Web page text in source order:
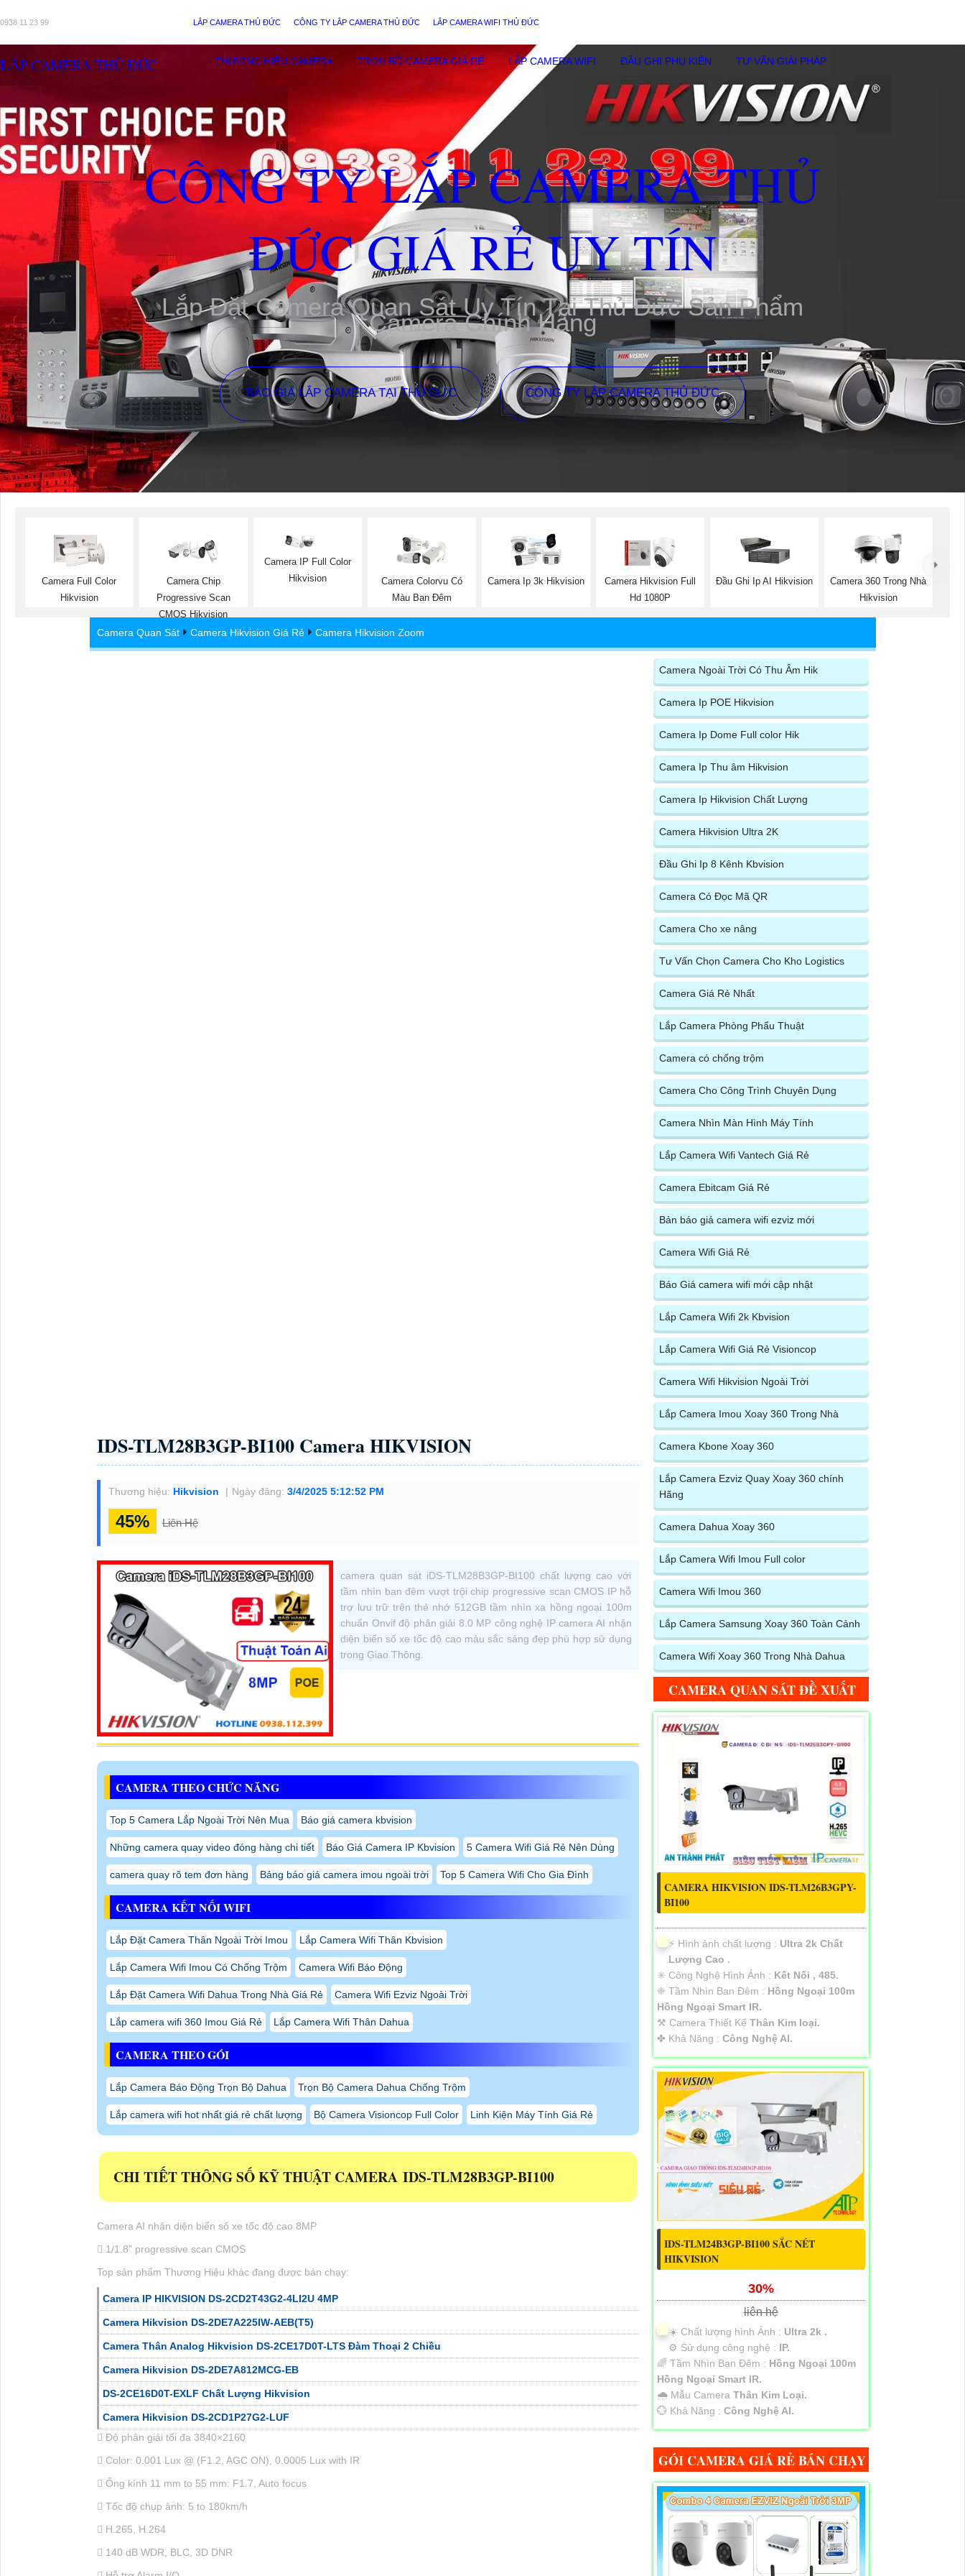
0938 11 23 99 LẮP CAMERA THỦ ĐỨC CÔNG TY LẮP CAMERA THỦ ĐỨC LẮP CAMERA WIFI THỦ ĐỨC
LẮP CAMERA THỦ ĐỨC THƯƠNG HIỆU CAMERA TRỌN BỘ CAMERA GIÁ RẺ LẮP CAMERA WIFI ĐẦU GHI PHỤ KIÊN TƯ VẤN GIẢI PHÁP
CÔNG TY LẮP CAMERA THỦ
ĐỨC GIÁ RẺ UY TÍN
Lắp Đặt Camera Quan Sát Uy Tín Tại Thủ Đức Sản Phẩm
Camera Chính Hãng
BÁO GIÁ LẮP CAMERA TẠI THỦ ĐỨC CÔNG TY LẮP CAMERA THỦ ĐỨC
Camera Full Color
Hikvision
Camera Chip
Progressive Scan
CMOS Hikvision
Camera IP Full Color
Hikvision
Camera Colorvu Có
Màu Ban Đêm
Camera Ip 3k Hikvision
Camera Hikvision Full
Hd 1080P
Đầu Ghi Ip AI Hikvision
Camera 360 Trong Nhà
Hikvision
Camera Quan Sát Camera Hikvision Giá Rẻ Camera Hikvision Zoom
Camera AI nhận diện biển số xe tốc độ cao 8MP
Top sản phẩm Thương Hiệu khác đang được bán chạy:
Camera IP HIKVISION DS-2CD2T43G2-4LI2U 4MP
Camera Thân Analog Hikvision DS-2CE17D0T-LTS Đàm Thoại 2 Chiều
Camera Hikvision DS-2DE7A812MCG-EB
DS-2CE16D0T-EXLF Chất Lượng Hikvision
Camera Hikvision DS-2CD1P27G2-LUF
 Độ phân giải tối đa 3840×2160
 Color: 0.001 Lux @ (F1.2, AGC ON), 0.0005 Lux with IR
 Ống kính 11 mm to 55 mm: F1.7, Auto focus
 Tốc độ chụp ảnh: 5 to 180km/h
 140 dB WDR, BLC, 3D DNR
 Hỗ trợ Alarm I/O
 1 RS-485 interface & 1 Wiegand
 IR range up to 100 m
 Hỗ trợ khe cắm thẻ nhớ lên đến 512 GB
 Hỗ trợ biển số xe máy
 Phân tích lưu lượng xe, tốc độ trung bình
 Phát hiện sự cố: ùn tắc, xe dừng, chuyển làn, lái xe sai chiều, lái xe ngược chiều, …
 Tính năng thông minh khác: Màu xe, loại xe, thương hiệu xe, hướng lái xe
 IP67, IK10
- Công Ty luôn bán hàng có nguốn gốc, xuất xứ rõ ràng
- Hàng chính hãng mới 100%
- Bảo hành chính hãng 24 tháng
An Thành Phát tự hào là đơn vị lắpcamera HIKVISION giá rẻuy tín, được nhiều khách hàng tin tưởng và lựa chọn
đồng hành. Dịch vụ của chúng tôi không chỉ chất lượng mà còn đi kèm giá cả cạnh tranh, phù hợp với ngân sách của
mọi điều kiện kinh tế của khách hàng. Liên hệ ngay AN Thành Phát qua phần thông tin bên dưới để được tư vấn loại
camera phù hợp với mức giá rẻ hấp dẫn nhé!
CÔNG TY TNHH TM-DV ĐẦU TƯ AN THÀNH PHÁT
Trụ Sở:51 Lũy Bán Bích, P. Tân Thới Hòa, Q.Tân Phú, TP.HCM
Hotline: 0938.11.23.99
Chi Nhánh 1:
445/38 Tân Hòa Đông,P. Bình Trị Đông,Q. Bình Tân, TP. HCM
Kỹ Thuật:0906.855.330
Điện Thoại:(028) 6688.4949
Thông Tin: Bảng Báo Giá Camera Vantech
EZVIZ CP1 PRO
Review Camera Trông Trẻ Em EZVIZ BM1
Trọn Gói 4 Mắt Camera An Ninh Chợ
Rẻ
Lắp Đặt Camera Cửa Hàng Quần Áo Full Color
Camera Ngoài Trời Có Thu Âm Hik
Camera Ip POE Hikvision
Camera Ip Dome Full color Hik
Camera Ip Thu âm Hikvision
Camera Ip Hikvision Chất Lượng
Camera Hikvision Ultra 2K
Đầu Ghi Ip 8 Kênh Kbvision
Camera Có Đọc Mã QR
Camera Cho xe nâng
Tư Vấn Chọn Camera Cho Kho Logistics
Camera Giá Rẻ Nhất
Lắp Camera Phòng Phẩu Thuật
Camera có chống trộm
Camera Cho Công Trình Chuyên Dụng
Camera Nhìn Màn Hình Máy Tính
Lắp Camera Wifi Vantech Giá Rẻ
Camera Ebitcam Giá Rẻ
Bản báo giá camera wifi ezviz mới
Camera Wifi Giá Rẻ
Báo Giá camera wifi mới cập nhật
Lắp Camera Wifi 2k Kbvision
Lắp Camera Wifi Giá Rẻ Visioncop
Camera Wifi Hikvision Ngoài Trời
Lắp Camera Imou Xoay 360 Trong Nhà
Camera Kbone Xoay 360
Lắp Camera Ezviz Quay Xoay 360 chính
Hãng
Camera Dahua Xoay 360
Lắp Camera Wifi Imou Full color
Camera Wifi Imou 360
Lắp Camera Samsung Xoay 360 Toàn Cảnh
Camera Wifi Xoay 360 Trong Nhà Dahua
CAMERA QUAN SÁT ĐỀ XUẤT
CAMERA HIKVISION IDS-TLM26B3GPY-
BI100
️⚡ Hình ảnh chất lượng : Ultra 2k Chất
Lượng Cao .
✳️ Công Nghệ Hình Ảnh : Kết Nối , 485.
❈ Tầm Nhìn Ban Đêm : Hồng Ngoại 100m
Hồng Ngoại Smart IR.
⚒ Camera Thiết Kế Thân Kim loại.
️✤ Khả Năng : Công Nghệ AI.
IDS-TLM24B3GP-BI100 SẮC NÉT
HIKVISION
30%
liên hệ
☀️ Chất lượng hình Ảnh : Ultra 2k .
⚙ Sử dụng công nghệ : IP.
🌈 Tầm Nhìn Ban Đêm : Hồng Ngoại 100m
Hồng Ngoại Smart IR.
🌧️ Mẫu Camera Thân Kim Loại.
️💮 Khả Năng : Công Nghệ AI.
GÓI CAMERA GIÁ RẺ BÁN CHẠY